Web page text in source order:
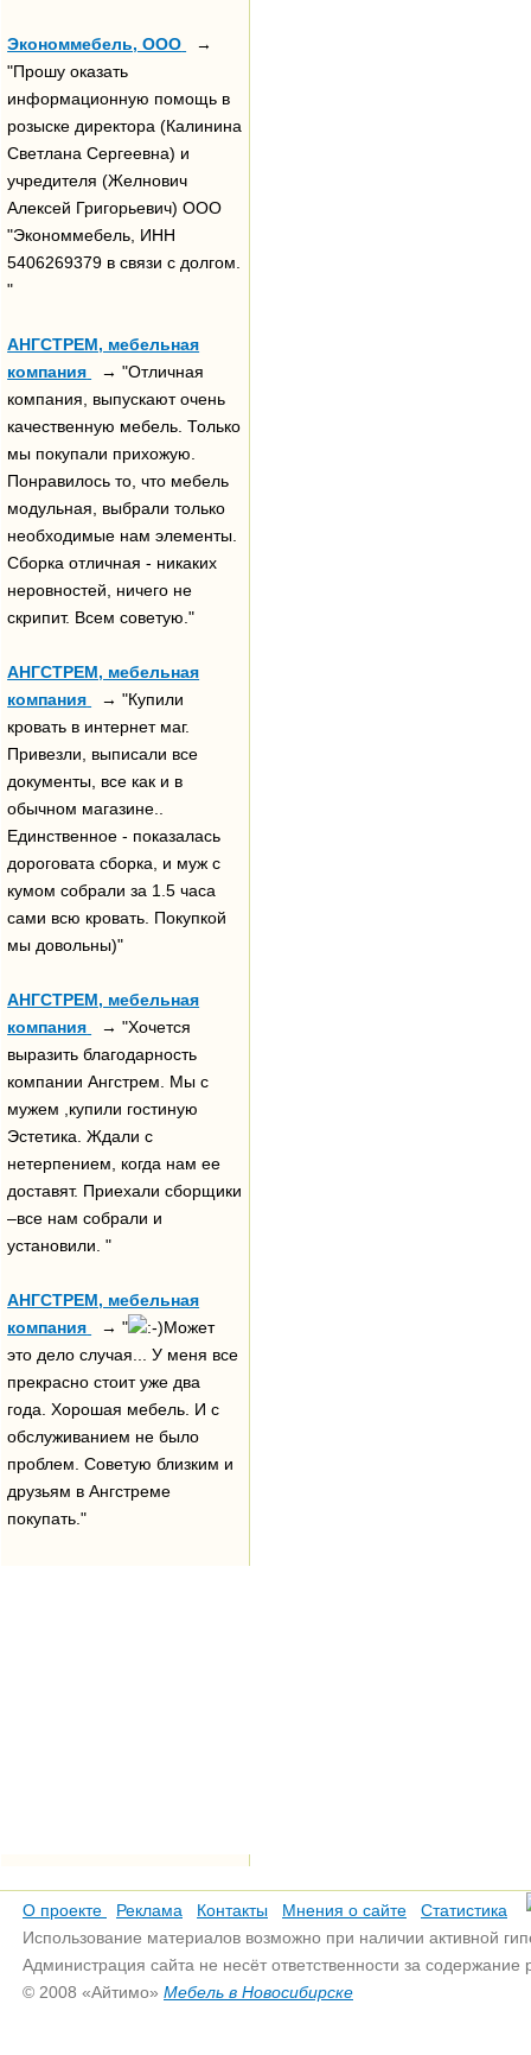
Экономмебель, ООО
→
"Прошу оказать
информационную помощь в
розыске директора (Калинина
Светлана Сергеевна) и
учредителя (Желнович
Алексей Григорьевич) ООО
"Экономмебель, ИНН
5406269379 в связи с долгом.
"
АНГСТРЕМ, мебельная
компания
→ "Отличная
компания, выпускают очень
качественную мебель. Только
мы покупали прихожую.
Понравилось то, что мебель
модульная, выбрали только
необходимые нам элементы.
Сборка отличная - никаких
неровностей, ничего не
скрипит. Всем советую."
АНГСТРЕМ, мебельная
компания
→ "Купили
кровать в интернет маг.
Привезли, выписали все
документы, все как и в
обычном магазине..
Единственное - показалась
дороговата сборка, и муж с
кумом собрали за 1.5 часа
сами всю кровать. Покупкой
мы довольны)"
АНГСТРЕМ, мебельная
компания
→ "Хочется
выразить благодарность
компании Ангстрем. Мы с
мужем ,купили гостиную
Эстетика. Ждали с
нетерпением, когда нам ее
доставят. Приехали сборщики
–все нам собрали и
установили. "
АНГСТРЕМ, мебельная
компания
→ "
Может
это дело случая... У меня все
прекрасно стоит уже два
года. Хорошая мебель. И с
обслуживанием не было
проблем. Советую близким и
друзьям в Ангстреме
покупать."
О проекте Реклама Контакты Мнения о сайте
Статистика
Использование материалов возможно при наличии активной
Администрация сайта не несёт ответственности за
© 2008 «Айтимо» Мебель в Новосибирске